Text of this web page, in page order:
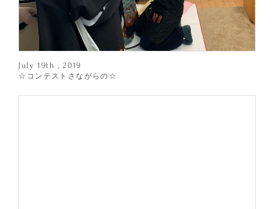
July 19th , 2019
☆コンテストさながらの☆